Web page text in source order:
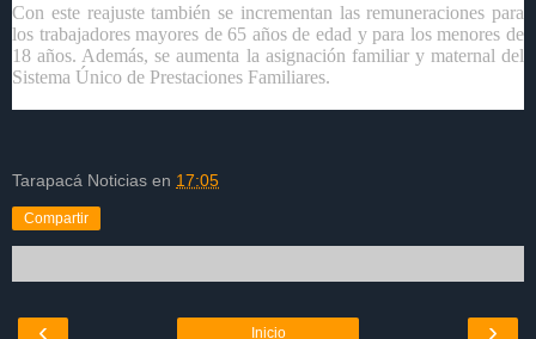
Con este reajuste también se incrementan las remuneraciones para
los trabajadores mayores de 65 años de edad y para los menores de
18 años. Además, se aumenta la asignación familiar y maternal del
Sistema Único de Prestaciones Familiares.
Tarapacá Noticias en 17:05
Compartir
‹ ›
Inicio